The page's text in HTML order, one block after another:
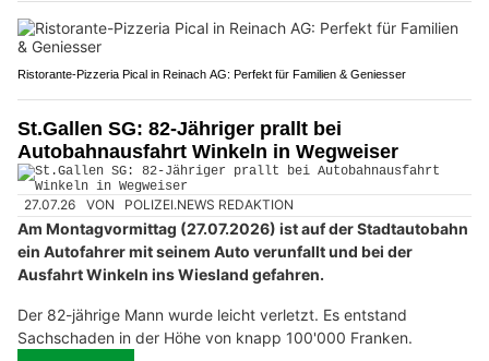
Ristorante-Pizzeria Pical in Reinach AG: Perfekt für Familien & Geniesser
St.Gallen SG: 82-Jähriger prallt bei
Autobahnausfahrt Winkeln in Wegweiser
27.07.26 VON POLIZEI.NEWS REDAKTION
Am Montagvormittag (27.07.2026) ist auf der Stadtautobahn
ein Autofahrer mit seinem Auto verunfallt und bei der
Ausfahrt Winkeln ins Wiesland gefahren.
Der 82-jährige Mann wurde leicht verletzt. Es entstand
Sachschaden in der Höhe von knapp 100'000 Franken.